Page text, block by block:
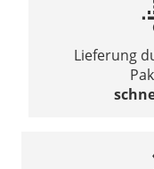
Lieferung